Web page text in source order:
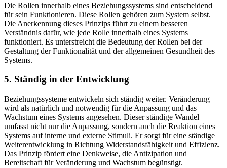
Die Rollen innerhalb eines Beziehungssystems sind entscheidend
für sein Funktionieren. Diese Rollen gehören zum System selbst.
Die Anerkennung dieses Prinzips führt zu einem besseren
Verständnis dafür, wie jede Rolle innerhalb eines Systems
funktioniert. Es unterstreicht die Bedeutung der Rollen bei der
Gestaltung der Funktionalität und der allgemeinen Gesundheit des
Systems.
5. Ständig in der Entwicklung
Beziehungssysteme entwickeln sich ständig weiter. Veränderung
wird als natürlich und notwendig für die Anpassung und das
Wachstum eines Systems angesehen. Dieser ständige Wandel
umfasst nicht nur die Anpassung, sondern auch die Reaktion eines
Systems auf interne und externe Stimuli. Er sorgt für eine ständige
Weiterentwicklung in Richtung Widerstandsfähigkeit und Effizienz.
Das Prinzip fördert eine Denkweise, die Antizipation und
Bereitschaft für Veränderung und Wachstum begünstigt.